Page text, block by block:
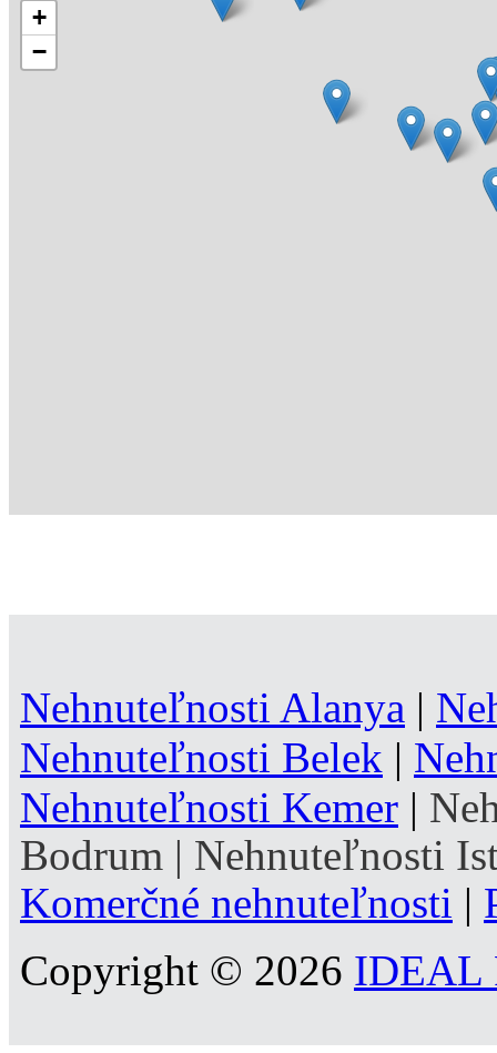
+
−
Nehnuteľnosti Alanya |
Nehnuteľnosti Belek |
Nehnuteľnosti Kemer |
Bodrum | Nehnuteľnosti
Komerčné nehnuteľnosti |
Copyright © 2026 IDEAL